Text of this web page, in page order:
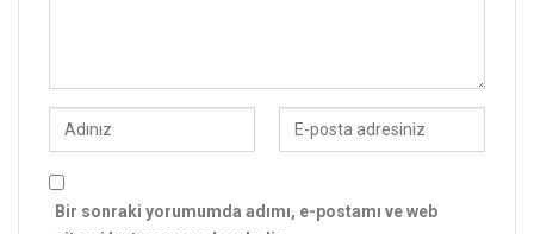
Bir sonraki yorumumda adımı, e-postamı ve web